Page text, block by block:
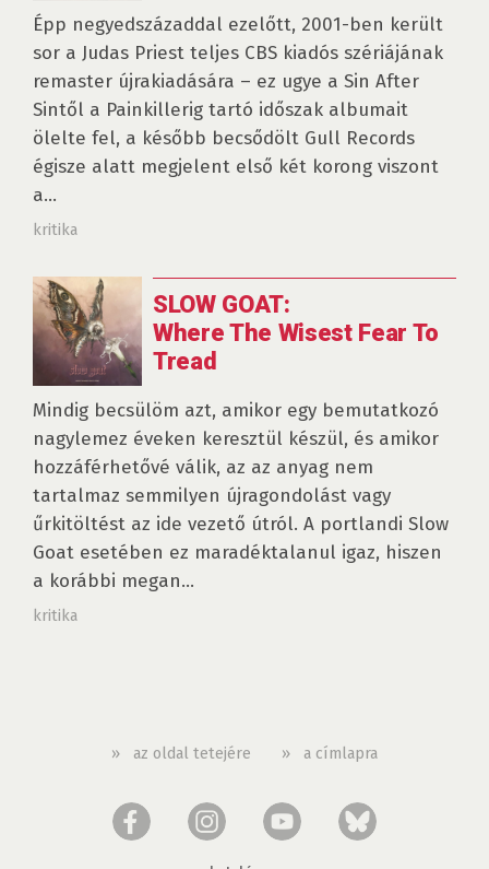
Épp negyedszázaddal ezelőtt, 2001-ben került
sor a Judas Priest teljes CBS kiadós szériájának
remaster újrakiadására – ez ugye a Sin After
Sintől a Painkillerig tartó időszak albumait
ölelte fel, a később becsődölt Gull Records
égisze alatt megjelent első két korong viszont
a...
kritika
SLOW GOAT:
Where The Wisest Fear To
Tread
Mindig becsülöm azt, amikor egy bemutatkozó
nagylemez éveken keresztül készül, és amikor
hozzáférhetővé válik, az az anyag nem
tartalmaz semmilyen újragondolást vagy
űrkitöltést az ide vezető útról. A portlandi Slow
Goat esetében ez maradéktalanul igaz, hiszen
a korábbi megan...
kritika
» az oldal tetejére » a címlapra